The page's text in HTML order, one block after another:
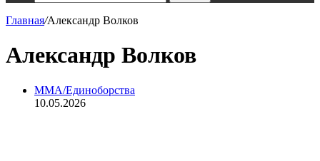
Главная/Александр Волков
Александр Волков
MMA/Единоборства
10.05.2026